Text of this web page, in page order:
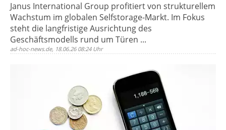
Janus International Group profitiert von strukturellem
Wachstum im globalen Selfstorage-Markt. Im Fokus
steht die langfristige Ausrichtung des
Geschäftsmodells rund um Türen ...
ad-hoc-news.de, 18.06.26 08:24 Uhr